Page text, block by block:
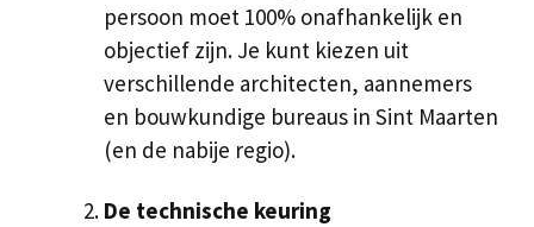
persoon moet 100% onafhankelijk en
objectief zijn. Je kunt kiezen uit
verschillende architecten, aannemers
en bouwkundige bureaus in Sint Maarten
(en de nabije regio).
De technische keuring